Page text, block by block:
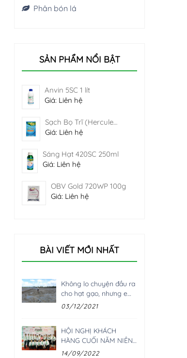
Phân bón lá
SẢN PHẨM NỔI BẬT
Anvin 5SC 1 lít
Giá: Liên hệ
Sạch Bọ Trĩ (Hercule
25WG) 18g
Giá: Liên hệ
Sáng Hạt 420SC 250ml
Giá: Liên hệ
OBV Gold 720WP 100g
Giá: Liên hệ
BÀI VIẾT MỚI NHẤT
Không lo chuyện đầu ra
cho hạt gạo, nhưng e
ngại chi phí đầu vào
03/12/2021
HỘI NGHỊ KHÁCH
HÀNG CUỐI NĂM NIÊN
VỤ 2021 - 2022
14/09/2022